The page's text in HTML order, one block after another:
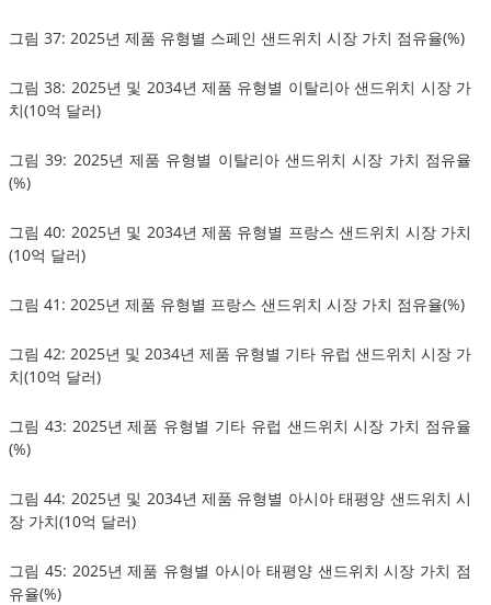
그림 37: 2025년 제품 유형별 스페인 샌드위치 시장 가치 점유율(%)
그림 38: 2025년 및 2034년 제품 유형별 이탈리아 샌드위치 시장 가
치(10억 달러)
그림 39: 2025년 제품 유형별 이탈리아 샌드위치 시장 가치 점유율
(%)
그림 40: 2025년 및 2034년 제품 유형별 프랑스 샌드위치 시장 가치
(10억 달러)
그림 41: 2025년 제품 유형별 프랑스 샌드위치 시장 가치 점유율(%)
그림 42: 2025년 및 2034년 제품 유형별 기타 유럽 샌드위치 시장 가
치(10억 달러)
그림 43: 2025년 제품 유형별 기타 유럽 샌드위치 시장 가치 점유율
(%)
그림 44: 2025년 및 2034년 제품 유형별 아시아 태평양 샌드위치 시
장 가치(10억 달러)
그림 45: 2025년 제품 유형별 아시아 태평양 샌드위치 시장 가치 점
유율(%)